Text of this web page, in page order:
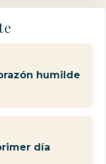
humilde
día